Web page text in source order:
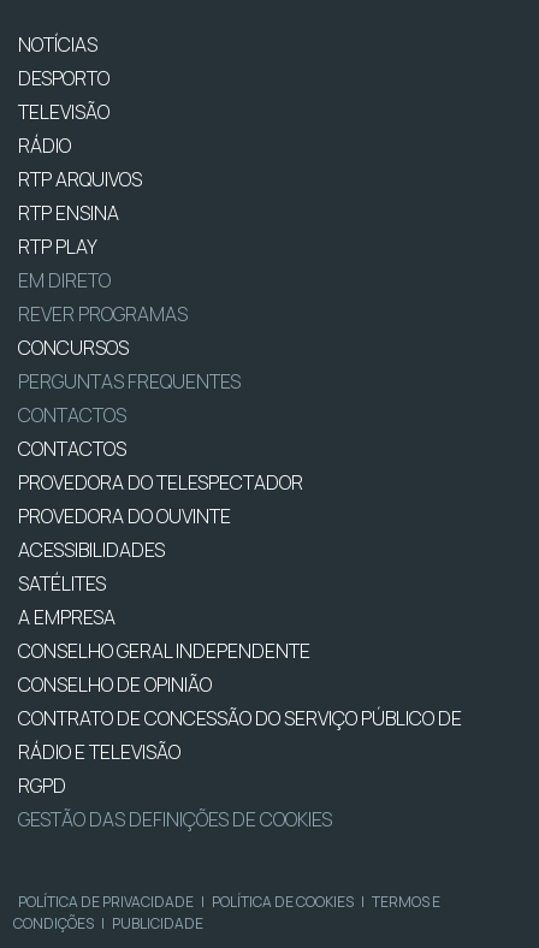
NOTÍCIAS
DESPORTO
TELEVISÃO
RÁDIO
RTP ARQUIVOS
RTP ENSINA
RTP PLAY
EM DIRETO
REVER PROGRAMAS
CONCURSOS
PERGUNTAS FREQUENTES
CONTACTOS
CONTACTOS
PROVEDORA DO TELESPECTADOR
PROVEDORA DO OUVINTE
ACESSIBILIDADES
SATÉLITES
A EMPRESA
CONSELHO GERAL INDEPENDENTE
CONSELHO DE OPINIÃO
CONTRATO DE CONCESSÃO DO SERVIÇO PÚBLICO DE
RÁDIO E TELEVISÃO
RGPD
GESTÃO DAS DEFINIÇÕES DE COOKIES
POLÍTICA DE PRIVACIDADE | POLÍTICA DE COOKIES | TERMOS E
CONDIÇÕES | PUBLICIDADE